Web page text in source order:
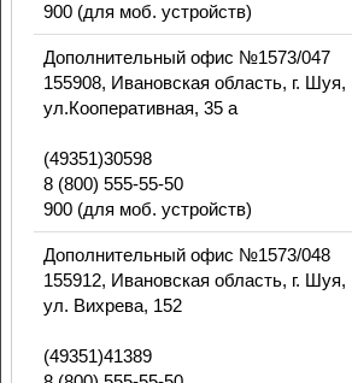
900 (для моб. устройств)
Дополнительный офис №1573/047
155908, Ивановская область, г. Шуя,
ул.Кооперативная, 35 а
(49351)30598
8 (800) 555-55-50
900 (для моб. устройств)
Дополнительный офис №1573/048
155912, Ивановская область, г. Шуя,
ул. Вихрева, 152
(49351)41389